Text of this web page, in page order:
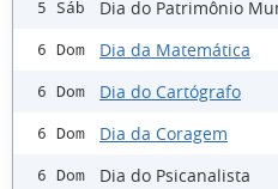
5 Sáb Dia do Patrimônio
6 Dom Dia da Matemática
6 Dom Dia do Cartógrafo
6 Dom Dia da Coragem
6 Dom Dia do Psicanalista